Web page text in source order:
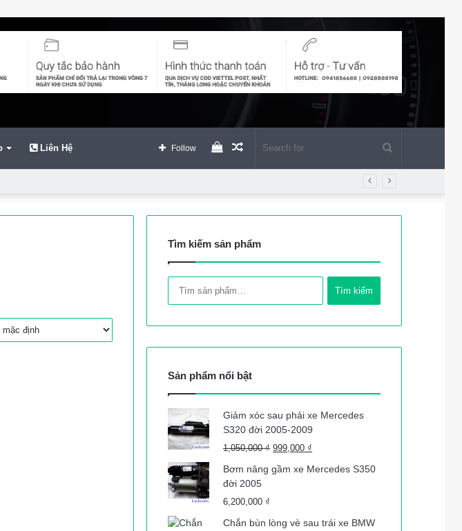
Liên Hệ Random
View
Follow
Tìm kiếm sản phẩm
Tìm kiếm
Sản phẩm nổi bật
Giảm xóc sau phải xe Mercedes
S320 đời 2005-2009
1,050,000₫ Giá
là:
999,000 ₫
Bơm nâng gầm xe Mercedes S350
đời 2005
6,200,000 ₫
Chắn bùn lòng vè sau trái xe BMW